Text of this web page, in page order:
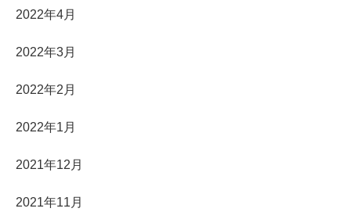
2022年4月
2022年3月
2022年2月
2022年1月
2021年12月
2021年11月